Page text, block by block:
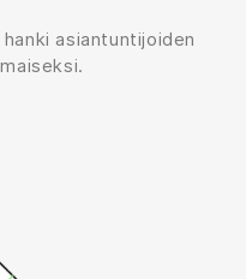
asiantuntijoiden